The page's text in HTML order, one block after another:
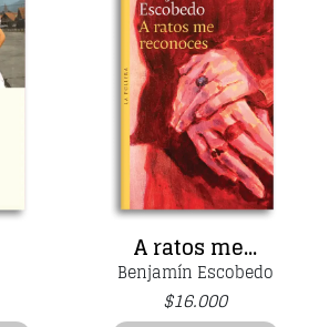
A ratos me...
$16.000
Benjamín Escobedo